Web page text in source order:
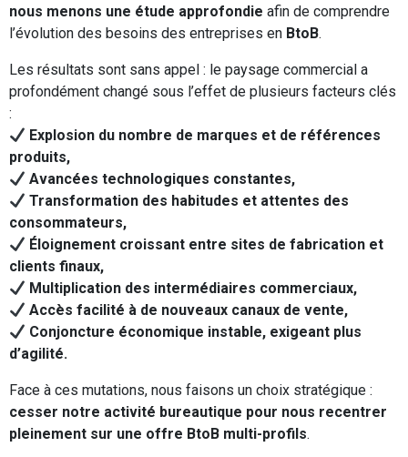
nous menons une étude approfondie afin de comprendre
l’évolution des besoins des entreprises en BtoB.
Les résultats sont sans appel : le paysage commercial a
profondément changé sous l’effet de plusieurs facteurs clés
:
Explosion du nombre de marques et de références
produits,
Avancées technologiques constantes,
Transformation des habitudes et attentes des
consommateurs,
Éloignement croissant entre sites de fabrication et
clients finaux,
Multiplication des intermédiaires commerciaux,
Accès facilité à de nouveaux canaux de vente,
Conjoncture économique instable, exigeant plus
d’agilité.
Face à ces mutations, nous faisons un choix stratégique :
cesser notre activité bureautique pour nous recentrer
pleinement sur une offre BtoB multi-profils.